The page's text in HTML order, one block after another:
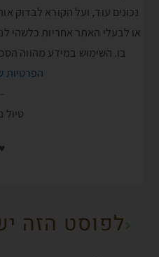
נכונים עוד, ועל הקורא לבדוק
או לבעלי האתר אחריות כלשהי
בו. השימוש במידע מהווה
הפרטיות
טיול
♥
לפוסט הזה